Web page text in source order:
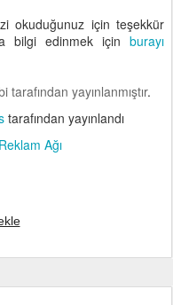
okuduğunuz için teşekkür
bilgi edinmek için burayı
yayınlanmıştır.
tarafından yayınlandı
Ağı